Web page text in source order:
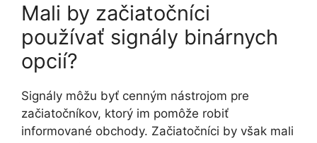
Mali by začiatočníci
používať signály binárnych
opcií?
Signály môžu byť cenným nástrojom pre
začiatočníkov, ktorý im pomôže robiť
informované obchody. Začiatočníci by však mali